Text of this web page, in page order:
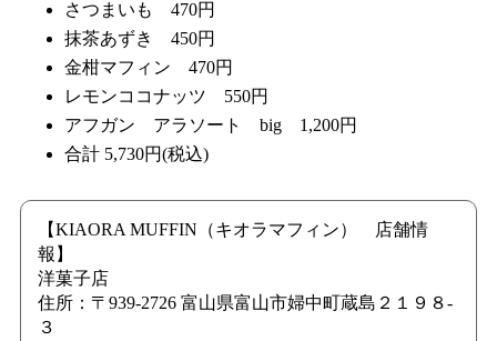
さつまいも 470円
抹茶あずき 450円
金柑マフィン 470円
レモンココナッツ 550円
アフガン アラソート big 1,200円
合計 5,730円(税込)
【KIAORA MUFFIN（キオラマフィン） 店舗情
報】
洋菓子店
住所：〒939-2726 富山県富山市婦中町蔵島２１９８-
３